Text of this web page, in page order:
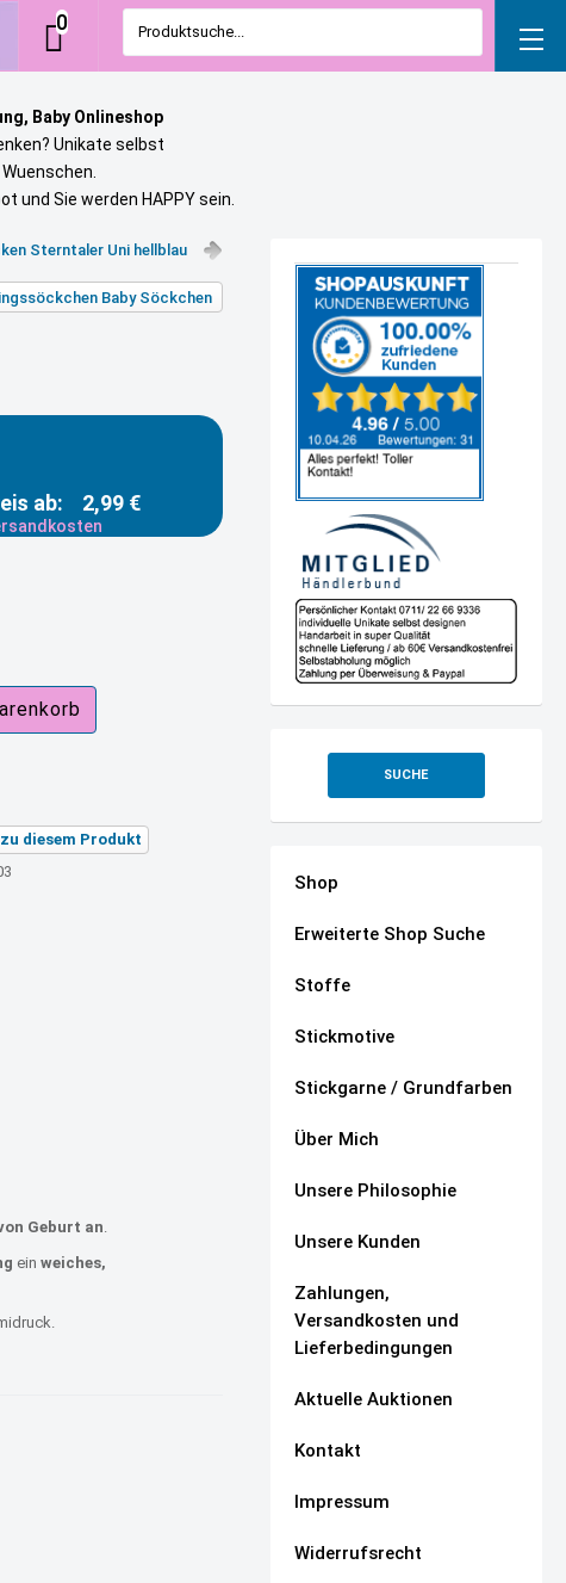
Baby Onlineshop
Unikate selbst
und Sie werden HAPPY sein.
Produktsuche...
0
Sterntaler Uni hellblau
Baby Söckchen
ab: 2,99 €
diesem Produkt
Geburt an
ein weiches,
SUCHE
Shop
Erweiterte Shop Suche
Stoffe
Stickmotive
Stickgarne / Grundfarben
Über Mich
Unsere Philosophie
Unsere Kunden
Zahlungen,
Versandkosten und
Lieferbedingungen
Aktuelle Auktionen
Kontakt
Impressum
Widerrufsrecht